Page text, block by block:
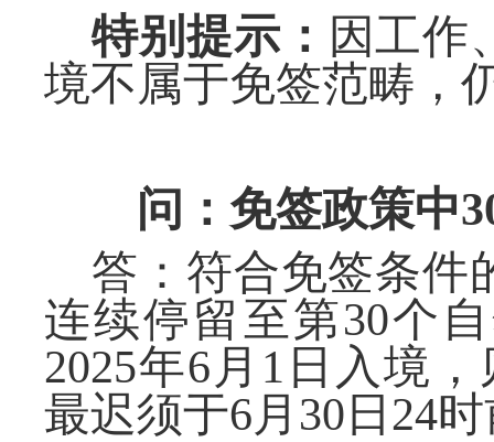
特别提示 ： 因工作
境不属于免签范畴，
问：免签政策中
答： 符合免签条件
连续停留至第30个
2025年6 月 1日入境
最迟须于6月 30 日 24